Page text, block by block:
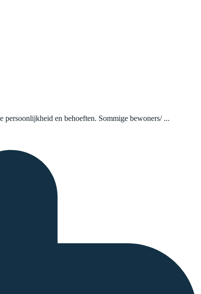
persoonlijkheid en behoeften. Sommige bewoners/ ...